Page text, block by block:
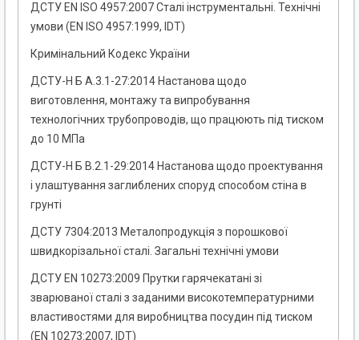
ДСТУ EN ISO 4957:2007 Сталі інструментальні. Технічні
умови (EN ISO 4957:1999, IDT)
Кримінальний Кодекс України
ДСТУ-Н Б А.3.1-27:2014 Настанова щодо
виготовлення, монтажу та випробування
технологічних трубопроводів, що працюють під тиском
до 10 МПа
ДСТУ-Н Б В.2.1-29:2014 Настанова щодо проектування
і улаштування заглиблених споруд способом стіна в
грунті
ДСТУ 7304:2013 Металопродукція з порошкової
швидкорізальної сталі. Загальні технічні умови
ДСТУ EN 10273:2009 Прутки гарячекатані зі
зварюваної сталі з заданими високотемпературними
властивостями для виробництва посудин під тиском
(EN 10273:2007, IDT)